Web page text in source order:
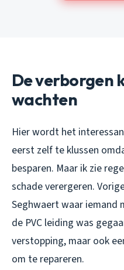
De verborgen
wachten
Hier wordt het
eerst zelf te klussen
besparen. Maar ik zie
schade verergeren.
Seghwaert waar iemand
de PVC leiding was
verstopping, maar ook
om te repareren.